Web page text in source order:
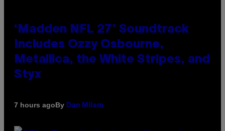
‘Madden NFL 27’ Soundtrack
Includes Ozzy Osbourne,
Metallica, the White Stripes, and
Styx
7 hours agoBy Dan Milam